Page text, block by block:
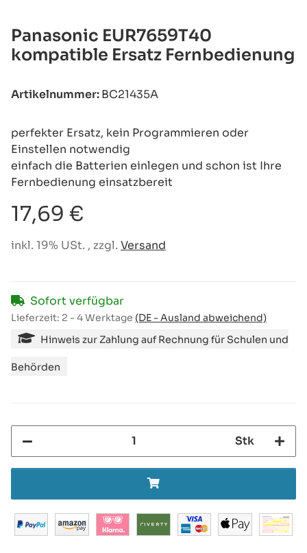
Panasonic EUR7659T40
kompatible Ersatz Fernbedienung
Artikelnummer:BC21435A
perfekter Ersatz, kein Programmieren oder
Einstellen notwendig
einfach die Batterien einlegen und schon ist Ihre
Fernbedienung einsatzbereit
17,69 €
inkl. 19% USt. , zzgl. Versand
Sofort verfügbar
Lieferzeit: 2 - 4 Werktage (DE - Ausland abweichend)
Hinweis zur Zahlung auf Rechnung für Schulen und
Behörden
Stk